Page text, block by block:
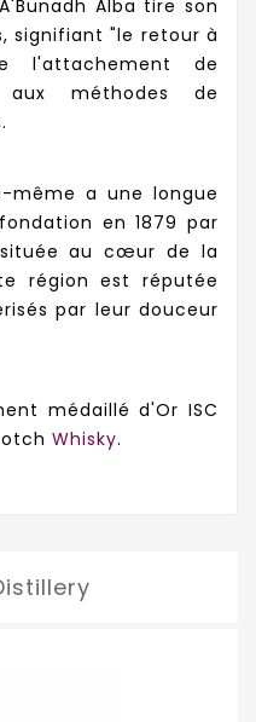
Alba tire son
signifiant "le retour à
l'attachement de
méthodes de
même a une longue
en 1879 par
située au cœur de la
régionest réputée
par leur douceur
médaillé d'Or ISC
Whisky.